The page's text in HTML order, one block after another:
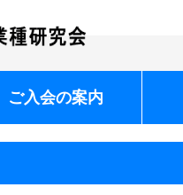
ご入会の案内